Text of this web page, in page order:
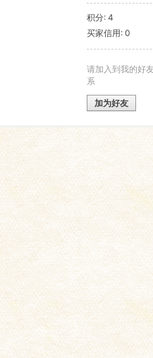
积分: 4
买家信用: 0
请加入到我的好
系
加为好友